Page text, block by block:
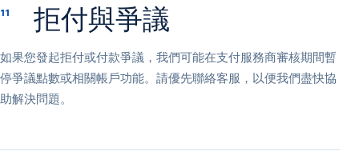
11 拒付與爭議
如果您發起拒付或付款爭議，我們可能在支付服務商審核期間暫
停爭議點數或相關帳戶功能。請優先聯絡客服，以便我們盡快協
助解決問題。